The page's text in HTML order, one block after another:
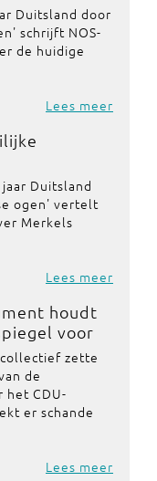
Duitsland door
schrijft NOS-
de huidige
Lees meer
Duitsland
ogen' vertelt
Merkels
Lees meer
houdt
voor
zette
de
het CDU-
er schande
Lees meer